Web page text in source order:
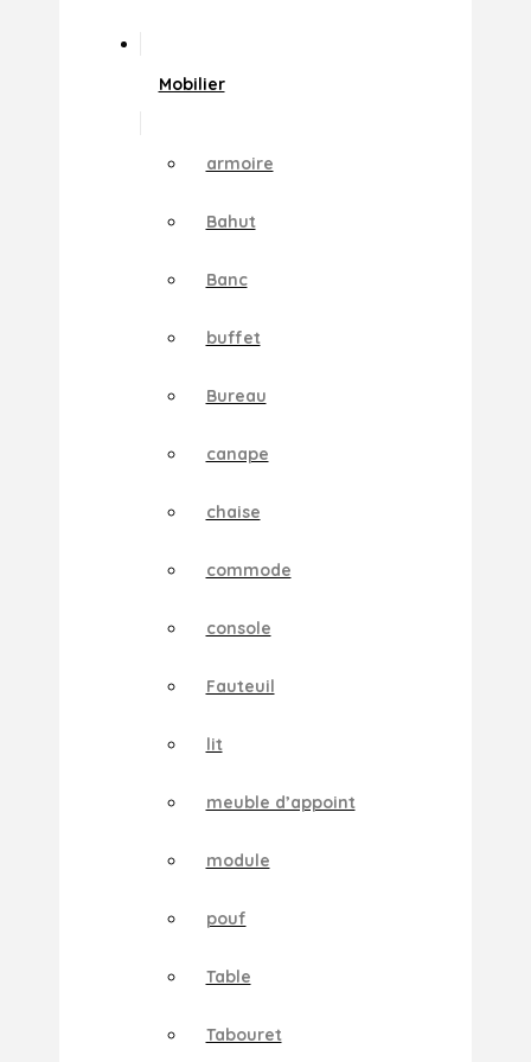
Mobilier
armoire
Bahut
Banc
buffet
Bureau
canape
chaise
commode
console
Fauteuil
lit
meuble d’appoint
module
pouf
Table
Tabouret